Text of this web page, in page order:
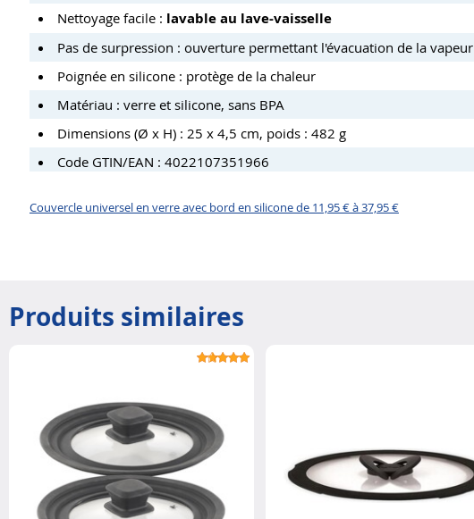
Nettoyage facile : lavable au lave-vaisselle
Pas de surpression : ouverture permettant l'évacuation de la vapeur
Poignée en silicone : protège de la chaleur
Matériau : verre et silicone, sans BPA
Dimensions (Ø x H) : 25 x 4,5 cm, poids : 482 g
Code GTIN/EAN : 4022107351966
Couvercle universel en verre avec bord en silicone de 11,95 € à 37,95 €
Produits similaires